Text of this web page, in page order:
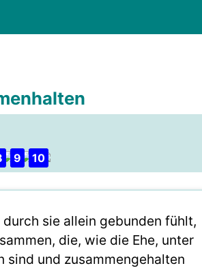
9 10
sie allein gebunden fühlt,
die, wie die Ehe, unter
sind und zusammengehalten